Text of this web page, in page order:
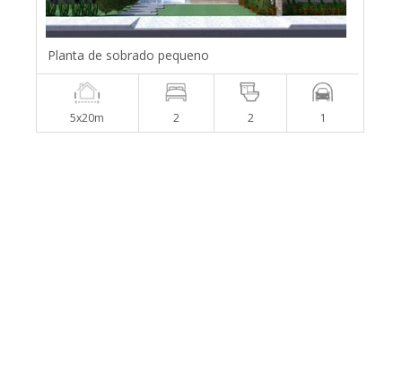
Planta de sobrado pequeno
5x20m 2 2 1